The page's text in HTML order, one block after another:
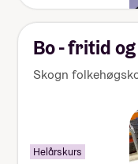
Bo - fritid
Skogn
Helårskurs